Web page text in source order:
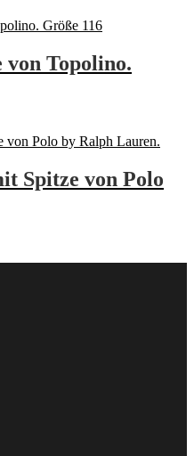
von Topolino.
Spitze von Polo